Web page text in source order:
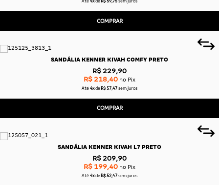
Até 4x de R$ 59,75 sem juros
COMPRAR
SANDÁLIA KENNER KIVAH COMFY PRETO
R$ 229,90
R$ 218,40 no Pix
Até 4x de R$ 57,47 sem juros
COMPRAR
SANDÁLIA KENNER KIVAH L7 PRETO
R$ 209,90
R$ 199,40 no Pix
Até 4x de R$ 52,47 sem juros